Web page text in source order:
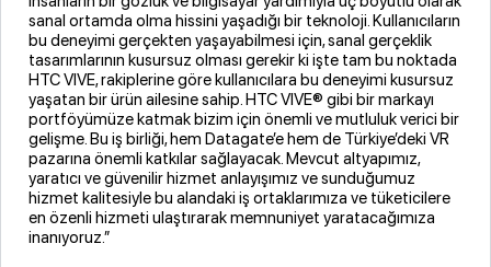
sanal ortamda olma hissini yaşadığı bir teknoloji. Kullanıcıların
bu deneyimi gerçekten yaşayabilmesi için, sanal gerçeklik
tasarımlarının kusursuz olması gerekir ki işte tam bu noktada
HTC VIVE, rakiplerine göre kullanıcılara bu deneyimi kusursuz
yaşatan bir ürün ailesine sahip. HTC VIVE® gibi bir markayı
portföyümüze katmak bizim için önemli ve mutluluk verici bir
gelişme. Bu iş birliği, hem Datagate’e hem de Türkiye’deki VR
pazarına önemli katkılar sağlayacak. Mevcut altyapımız,
yaratıcı ve güvenilir hizmet anlayışımız ve sunduğumuz
hizmet kalitesiyle bu alandaki iş ortaklarımıza ve tüketicilere
en özenli hizmeti ulaştırarak memnuniyet yaratacağımıza
inanıyoruz.”